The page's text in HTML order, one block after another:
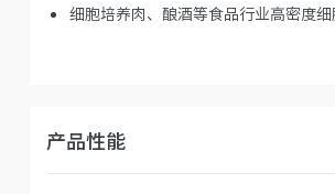
细胞培养肉、酿酒等食品行业高密度
产品性能